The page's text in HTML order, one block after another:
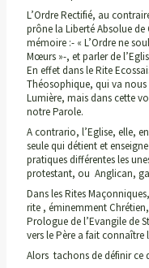
L’Ordre Rectifié, au
prône la Liberté Absolue
mémoire :- « L’Ordre ne
Mœurs »-, et parler de
En effet dans le Rite
Théosophique, qui va
Lumière, mais dans cette
notre Parole.
A contrario, l’Eglise, elle,
seule qui détient et
pratiques différentes les
protestant, ou Anglican,
Dans les Rites
rite , éminemment
Prologue de l’Evangile de
vers le Père a fait connaître
Alors tachons de définir ce